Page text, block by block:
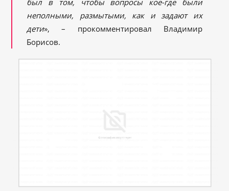
был в том, чтобы вопросы кое-где были
неполными, размытыми, как и задают их
дети», – прокомментировал Владимир
Борисов.